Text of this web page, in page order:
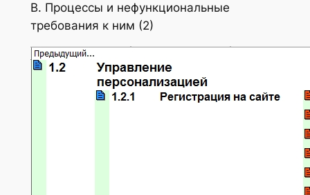
В. Процессы и нефункциональные
требования к ним (2)